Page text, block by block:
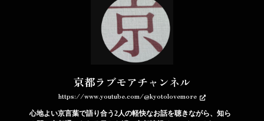
京都ラブモアチャンネル
https://www.youtube.com/@kyotolovemore
心地よい京言葉で語り合う2人の軽快なお話を聴きながら、知ら